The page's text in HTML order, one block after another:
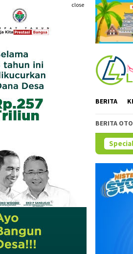
content
close
BERITA
BERITA